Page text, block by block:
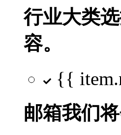
行业大类
容。
{{
邮箱我们